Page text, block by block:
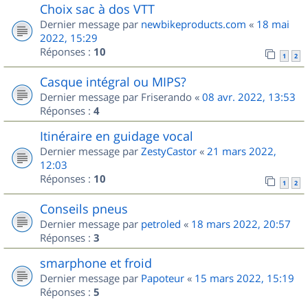
Choix sac à dos VTT
Dernier message par newbikeproducts.com « 18 mai
2022, 15:29
Réponses : 10 1 2
Casque intégral ou MIPS?
Dernier message par Friserando « 08 avr. 2022, 13:53
Réponses : 4
Itinéraire en guidage vocal
Dernier message par ZestyCastor « 21 mars 2022,
12:03
Réponses : 10 1 2
Conseils pneus
Dernier message par petroled « 18 mars 2022, 20:57
Réponses : 3
smarphone et froid
Dernier message par Papoteur « 15 mars 2022, 15:19
Réponses : 5